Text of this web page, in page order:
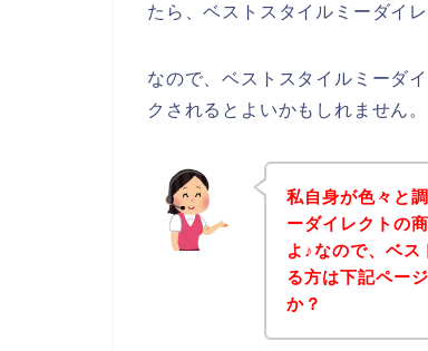
たら、ベストスタイルミーダイ
なので、ベストスタイルミーダ
クされるとよいかもしれません。
私自身が色々と
ーダイレクトの
よ♪なので、ベ
る方は下記ペー
か？